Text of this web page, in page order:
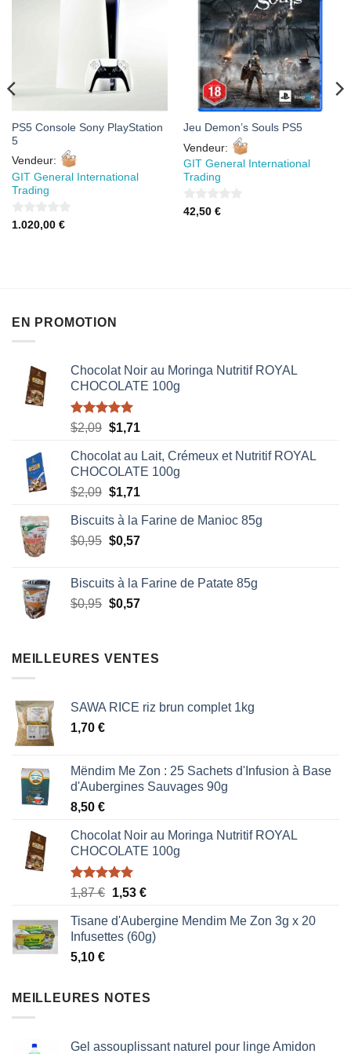
À MES
FAVORIS
PS5 Console Sony PlayStation
5
Vendeur:
GIT General International
Trading
0
1.020,00 €
À MES
FAVORIS
Jeu Demon’s Souls PS5
Vendeur:
GIT General International
Trading
0
42,50 €
EN PROMOTION
Chocolat Noir au Moringa Nutritif ROYAL
CHOCOLATE 100g
Note5.00
$2,09 Le
initial
était :
$2,09.
$1,71Le
actuel
est :
$1,71.
Chocolat au Lait, Crémeux et Nutritif ROYAL
CHOCOLATE 100g
$2,09 Le
initial
était :
$1,71Le
actuel
est :
Biscuits à la Farine de Manioc 85g
$0,95 Le
était :
$0,95.
$0,57Le
est :
$0,57.
Biscuits à la Farine de Patate 85g
$0,95 Le
était :
$0,57Le
est :
MEILLEURES VENTES
SAWA RICE riz brun complet 1kg
1,70 €
Mëndim Me Zon : 25 Sachets d'Infusion à Base
d'Aubergines Sauvages 90g
8,50 €
Chocolat Noir au Moringa Nutritif ROYAL
CHOCOLATE 100g
Note5.00
1,87€ Le
initial
était :
1,53 €Le
actuel
est :
Tisane d'Aubergine Mendim Me Zon 3g x 20
Infusettes (60g)
5,10 €
MEILLEURES NOTES
Gel assouplissant naturel pour linge Amidon